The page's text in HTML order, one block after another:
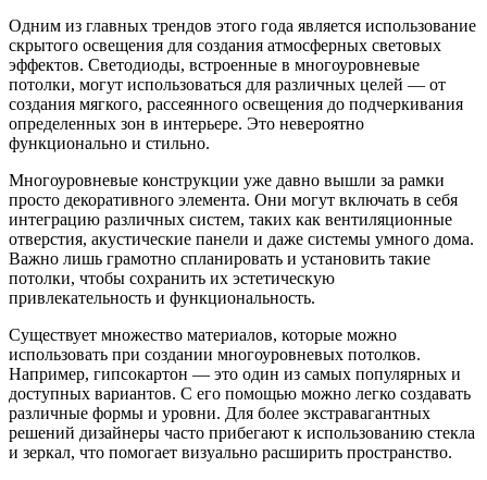
Одним из главных трендов этого года является использование
скрытого освещения для создания атмосферных световых
эффектов. Светодиоды, встроенные в многоуровневые
потолки, могут использоваться для различных целей — от
создания мягкого, рассеянного освещения до подчеркивания
определенных зон в интерьере. Это невероятно
функционально и стильно.
Многоуровневые конструкции уже давно вышли за рамки
просто декоративного элемента. Они могут включать в себя
интеграцию различных систем, таких как вентиляционные
отверстия, акустические панели и даже системы умного дома.
Важно лишь грамотно спланировать и установить такие
потолки, чтобы сохранить их эстетическую
привлекательность и функциональность.
Существует множество материалов, которые можно
использовать при создании многоуровневых потолков.
Например, гипсокартон — это один из самых популярных и
доступных вариантов. С его помощью можно легко создавать
различные формы и уровни. Для более экстравагантных
решений дизайнеры часто прибегают к использованию стекла
и зеркал, что помогает визуально расширить пространство.